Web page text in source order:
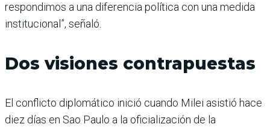
respondimos a una diferencia política con una medida
institucional”, señaló.
Dos visiones contrapuestas
El conflicto diplomático inició cuando Milei asistió hace
diez días en Sao Paulo a la oficialización de la